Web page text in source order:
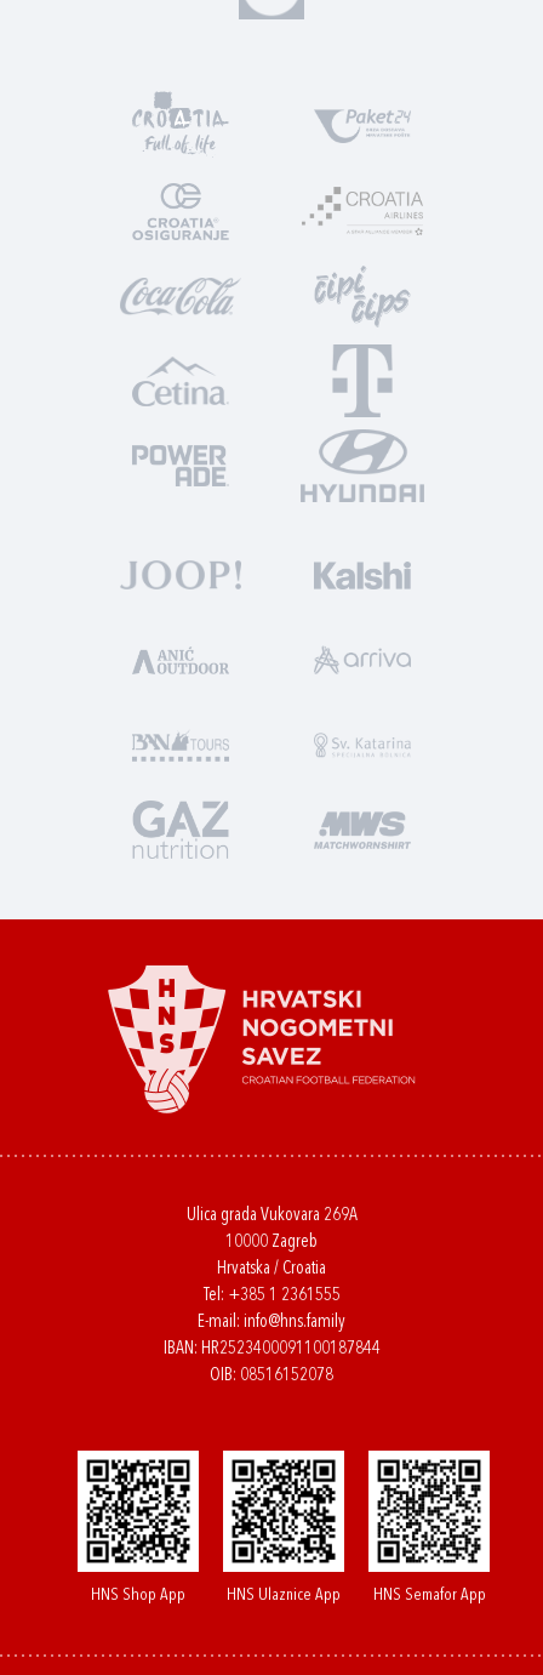
Ulica grada Vukovara 269A
10000 Zagreb
Hrvatska / Croatia
Tel: +385 1 2361555
E-mail: info@hns.family
IBAN: HR2523400091100187844
OIB: 08516152078
HNS Shop App HNS Ulaznice App HNS Semafor App